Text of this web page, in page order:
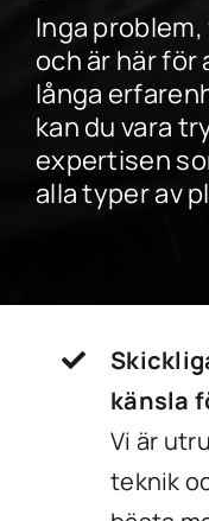
Inga
och är här för
långa
kan du vara
expertisen
alla typer av
känsla
Vi är
teknik